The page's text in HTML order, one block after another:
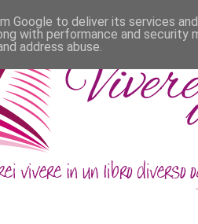
Google to deliver its services
with performance and
address abuse.